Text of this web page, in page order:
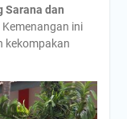
Sarana dan
ini
kekompakan